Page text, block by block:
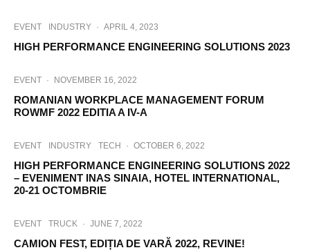
EVENT INDUSTRY · APRIL 4, 2023
HIGH PERFORMANCE ENGINEERING SOLUTIONS 2023
EVENT · NOVEMBER 16, 2022
ROMANIAN WORKPLACE MANAGEMENT FORUM
ROWMF 2022 EDITIA A IV-A
EVENT INDUSTRY TECH · OCTOBER 6, 2022
HIGH PERFORMANCE ENGINEERING SOLUTIONS 2022
– EVENIMENT INAS SINAIA, HOTEL INTERNATIONAL,
20-21 OCTOMBRIE
EVENT TRUCK · JUNE 7, 2022
CAMION FEST, EDIȚIA DE VARĂ 2022, REVINE!